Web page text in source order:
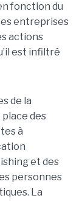
fonction du
entreprises
actions
est infiltré
de la
des
à
et des
personnes
La